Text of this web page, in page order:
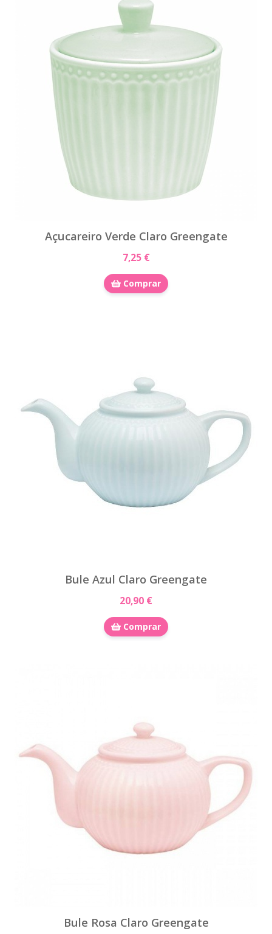
Açucareiro Verde Claro Greengate
7,25 €
Comprar
Bule Azul Claro Greengate
20,90 €
Comprar
Bule Rosa Claro Greengate